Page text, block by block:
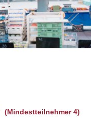
(Mindestteilnehmer 4)